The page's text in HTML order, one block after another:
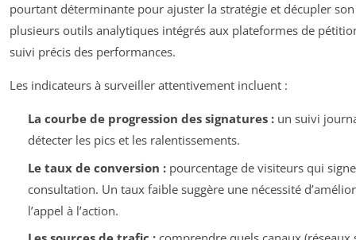
pourtant déterminante pour ajuster la stratégie et décupler
plusieurs outils analytiques intégrés aux plateformes de
suivi précis des performances.
Les indicateurs à surveiller attentivement incluent :
La courbe de progression des signatures :un suivi
détecter les pics et les ralentissements.
Le taux de conversion :pourcentage de visiteurs qui
consultation. Un taux faible suggère une nécessité
l’appel à l’action.